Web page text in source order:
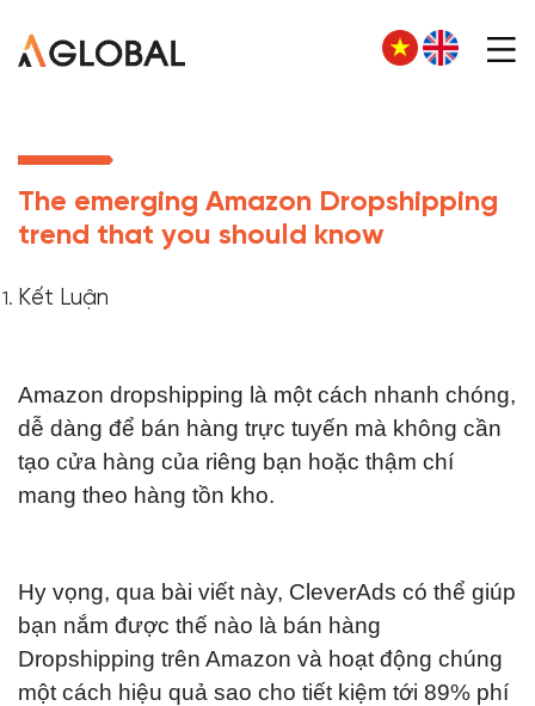
The emerging Amazon Dropshipping
trend that you should know
Kết Luận
Amazon dropshipping là một cách nhanh chóng,
dễ dàng để bán hàng trực tuyến mà không cần
tạo cửa hàng của riêng bạn hoặc thậm chí
mang theo hàng tồn kho.
Hy vọng, qua bài viết này, CleverAds có thể giúp
bạn nắm được thế nào là bán hàng
Dropshipping trên Amazon và hoạt động chúng
một cách hiệu quả sao cho ​​tiết kiệm tới 89% phí